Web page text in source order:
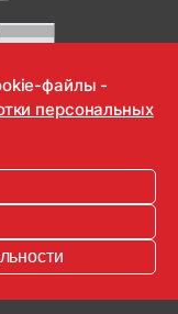
файлы -
персональных